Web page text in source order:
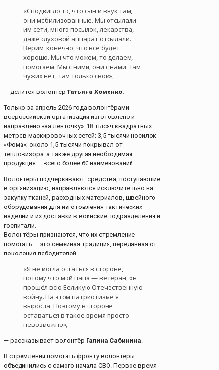
«Сподвигло то, что сын и внук там,
они мобилизованные. Мы отсылали
им сети, много посылок, лекарства,
даже слуховой аппарат отсылали.
Верим, конечно, что всё будет
хорошо. Мы что можем, то делаем,
помогаем. Мы с ними, они с нами. Там
чужих нет, там только свои»,
— делится волонтёр Татьяна Хоменко.
Только за апрель 2026 года волонтёрами
всероссийской организации изготовлено и
направлено «за ленточку»: 18 тысяч квадратных
метров маскировочных сетей; 3,5 тысячи носилок
«Фома»; около 1,5 тысячи покрывал от
тепловизора; а также другая необходимая
продукция — всего более 60 наименований.
Волонтёры подчёркивают: средства, поступающие
в организацию, направляются исключительно на
закупку тканей, расходных материалов, швейного
оборудования для изготовления тактических
изделий и их доставки в воинские подразделения и
госпитали.
Волонтёры признаются, что их стремление
помогать — это семейная традиция, переданная от
поколения победителей.
«Я не могла остаться в стороне,
потому что мой папа — ветеран, он
прошёл всю Великую Отечественную
войну. На этом патриотизме я
выросла. Поэтому в стороне
оставаться в такое время просто
невозможно»,
— рассказывает волонтёр Галина Сабинина.
В стремлении помогать фронту волонтёры
объединились с самого начала СВО. Первое время